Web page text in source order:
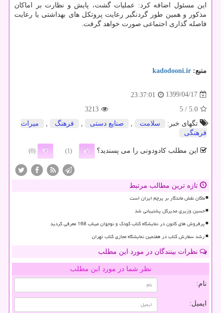
این مسئول اضافه کرد: عملیات گشت، پایش و نظارت بر اماکان
مذکور و همین طور گردنگیر رعایت پروتکل های بهداشتی یا رعایت
فاصله گذاری اجتماعی صورت خواهد گرفت.
منبع: kadodooni.ir
1399/04/17
23:37:01
5.0
/ 5
3213
تگهای خبر:
سلامت صنایع دستی فرهنگ
میراث
فرهنگی
این مطلب کادودونی را می پسندید؟ (1)
(0)
تازه ترین مطالب مرتبط
ماکان نقش ماندگار بر پرچم ایران است
حسین وزیری مدیرکل پشتیبانی شد
پرفروش های کانون در نمایشگاه کتاب کودک و نوجوان میناب 168 معرفی گردید
رشد سفارش کتاب در هفتمین نمایشگاه مجازی کتاب تهران
نظرات بینندگان در مورد این مطلب
نظر شما در مورد این مطلب
نام:
ایمیل: